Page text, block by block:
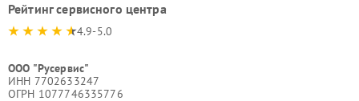
Рейтинг сервисного центра
4.9-5.0
ООО "Русервис"
ИНН 7702633247
ОГРН 1077746335776